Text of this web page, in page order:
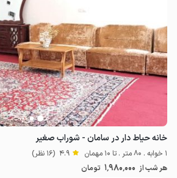
خانه حیاط دار در سامان - شوراب صغیر
1 خوابه . 80 متر . تا 10 مهمان 4.9 (16 نظر)
هر شب از 1٬980٬000 تومان